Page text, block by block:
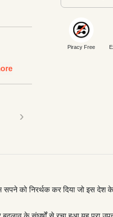
›
Piracy Free
को निरर्थक कर दिया जो इस देश के